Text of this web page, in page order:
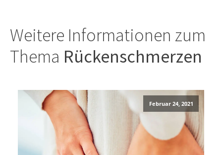
Weitere Informationen zum
Thema Rückenschmerzen
Februar 24, 2021